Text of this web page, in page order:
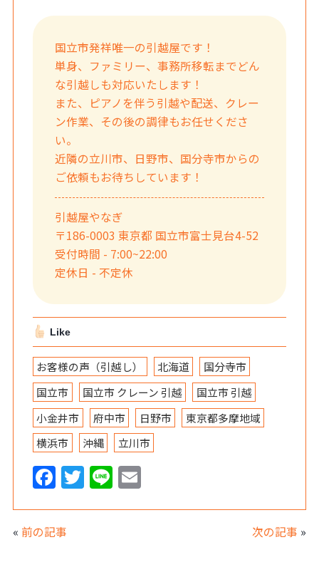
国立市発祥唯一の引越屋です！
単身、ファミリー、事務所移転までどん
な引越しも対応いたします！
また、ピアノを伴う引越や配送、クレー
ン作業、その後の調律もお任せくださ
い。
近隣の立川市、日野市、国分寺市からの
ご依頼もお待ちしています！
引越屋やなぎ
〒186-0003 東京都 国立市富士見台4-52
受付時間 - 7:00~22:00
定休日 - 不定休
Like
お客様の声（引越し） 北海道
国分寺市
国立市
国立市 クレーン 引越
国立市 引越
小金井市
府中市 日野市
東京都多摩地域
横浜市
沖縄 立川市
F
c
e
T Li E
« 前の記事 次の記事 »